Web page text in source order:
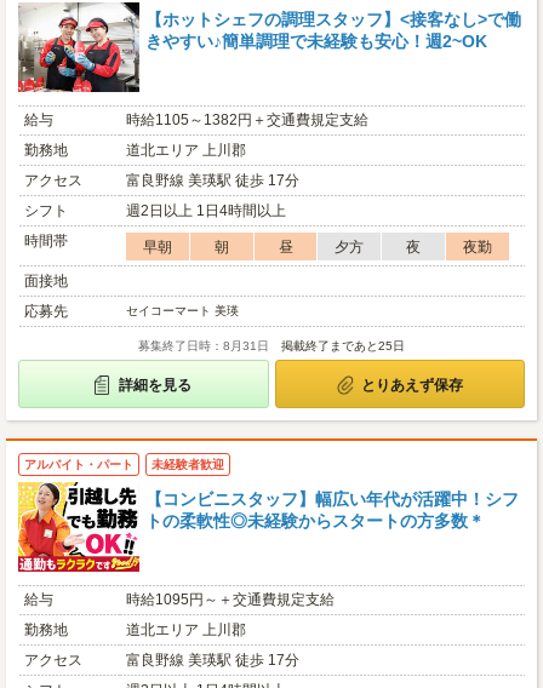
【ホットシェフの調理スタッフ】<接客なし>で働
きやすい♪簡単調理で未経験も安心！週2~OK
給与
時給1105～1382円＋交通費規定支給
勤務地
道北エリア 上川郡
アクセス
富良野線 美瑛駅 徒歩 17分
シフト
週2日以上 1日4時間以上
時間帯
早朝 朝 昼 夕方 夜
夜勤
面接地
応募先
セイコーマート 美瑛
募集終了日時：8月31日 掲載終了まであと25日
詳細を見る とりあえず保存
アルバイト・パート 未経験者歓迎
【コンビニスタッフ】幅広い年代が活躍中！シフ
トの柔軟性◎未経験からスタートの方多数＊
給与
時給1095円～＋交通費規定支給
勤務地
道北エリア 上川郡
アクセス
富良野線 美瑛駅 徒歩 17分